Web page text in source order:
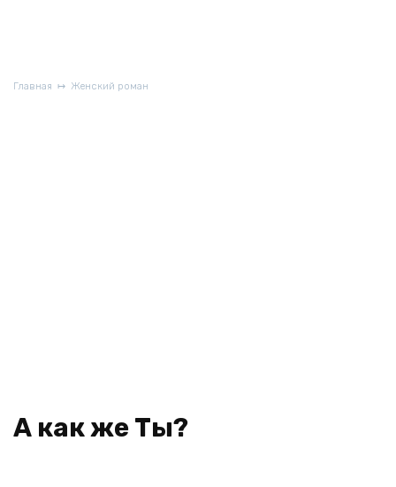
Главная Женский роман
А как же Ты?